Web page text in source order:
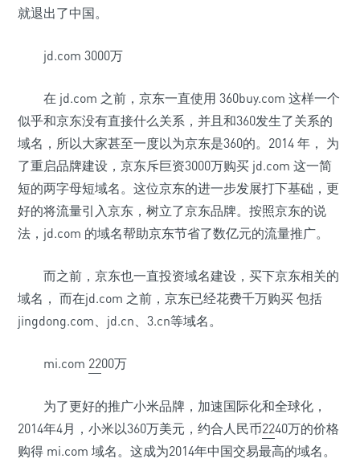
就退出了中国。
jd.com 3000万
在 jd.com 之前，京东一直使用 360buy.com 这样一个
似乎和京东没有直接什么关系，并且和360发生了关系的
域名，所以大家甚至一度以为京东是360的。2014 年， 为
了重启品牌建设，京东斥巨资3000万购买 jd.com 这一简
短的两字母短域名。这位京东的进一步发展打下基础，更
好的将流量引入京东，树立了京东品牌。按照京东的说
法，jd.com 的域名帮助京东节省了数亿元的流量推广。
而之前，京东也一直投资域名建设，买下京东相关的
域名， 而在jd.com 之前，京东已经花费千万购买 包括
jingdong.com、jd.cn、3.cn等域名。
mi.com 2200万
为了更好的推广小米品牌，加速国际化和全球化，
2014年4月，小米以360万美元，约合人民币2240万的价格
购得 mi.com 域名。这成为2014年中国交易最高的域名。